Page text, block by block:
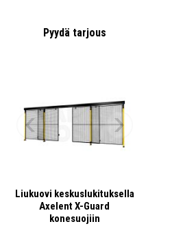
Pyydä tarjous
Liukuovi keskuslukituksella
Axelent X-Guard
konesuojiin